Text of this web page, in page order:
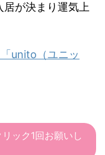
が決まり運気上
unito（ユニッ
ック1回お願いし